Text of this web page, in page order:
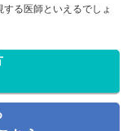
る医師といえるでしょ